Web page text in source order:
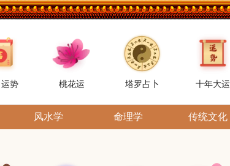
势 桃花运 塔罗占卜 十年大运
风水学 命理学 传统文化